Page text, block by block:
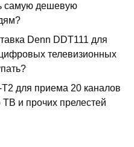
самую дешевую
Denn DDT111 для
телевизионных
для приема 20 каналов
и прочих прелестей